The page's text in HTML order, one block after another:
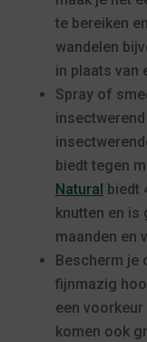
te bereiken
wandelen
in plaats van
Spray of
biedt tegen
Natural
biedt
knutten en
maanden en
Bescherm je
fijnmazig
een
komen ook